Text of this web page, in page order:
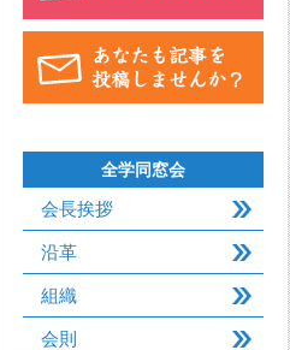
全学同窓会
会長挨拶
沿革
組織
会則